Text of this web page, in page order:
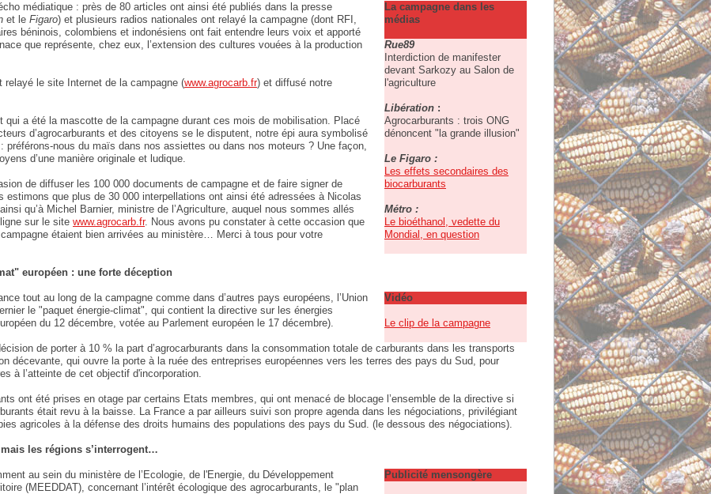
La campagne dans les
médias
Rue89
Interdiction de manifester
devant Sarkozy au Salon de
l'agriculture
Libération :
Agrocarburants : trois ONG
dénoncent "la grande illusion"
Le Figaro :
Les effets secondaires des
biocarburants
Métro :
Le bioéthanol, vedette du
Mondial, en question
médiatique : près de 80 articles ont ainsi été publiés dans la presse
et le Figaro) et plusieurs radios nationales ont relayé la campagne (dont RFI,
béninois, colombiens et indonésiens ont fait entendre leurs voix et apporté
que représente, chez eux, l’extension des cultures vouées à la production
relayé le site Internet de la campagne (www.agrocarb.fr) et diffusé notre
qui a été la mascotte de la campagne durant ces mois de mobilisation. Placé
d’agrocarburants et des citoyens se le disputent, notre épi aura symbolisé
préférons-nous du maïs dans nos assiettes ou dans nos moteurs ? Une façon,
d’une manière originale et ludique.
de diffuser les 100 000 documents de campagne et de faire signer de
estimons que plus de 30 000 interpellations ont ainsi été adressées à Nicolas
qu’à Michel Barnier, ministre de l’Agriculture, auquel nous sommes allés
sur le site www.agrocarb.fr. Nous avons pu constater à cette occasion que
étaient bien arrivées au ministère… Merci à tous pour votre
européen : une forte déception
Vidéo
Le clip de la campagne
tout au long de la campagne comme dans d’autres pays européens, l’Union
le "paquet énergie-climat", qui contient la directive sur les énergies
du 12 décembre, votée au Parlement européen le 17 décembre).
de porter à 10 % la part d’agrocarburants dans la consommation totale de carburants dans les transports
décevante, qui ouvre la porte à la ruée des entreprises européennes vers les terres des pays du Sud, pour
à l’atteinte de cet objectif d'incorporation.
ont été prises en otage par certains Etats membres, qui ont menacé de blocage l’ensemble de la directive si
était revu à la baisse. La France a par ailleurs suivi son propre agenda dans les négociations, privilégiant
agricoles à la défense des droits humains des populations des pays du Sud. (le dessous des négociations).
les régions s’interrogent…
Publicité mensongère
au sein du ministère de l’Ecologie, de l'Energie, du Développement
(MEEDDAT), concernant l’intérêt écologique des agrocarburants, le "plan